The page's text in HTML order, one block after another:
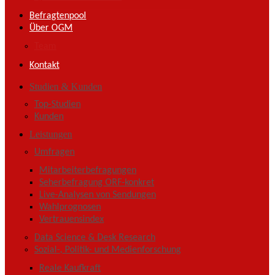
Befragtenpool
Über OGM
Kontakt
Studien & Kunden
Top-Studien
Kunden
Leistungen
Umfragen
Mitarbeiterbefragungen
Seherbefragung ORF-konkret
Live-Analysen von Sendungen
Wahlprognosen
Vertrauensindex
Data Science & Desk Research
Sozial-, Politik- und Medienforschung
Reale Kaufkraft